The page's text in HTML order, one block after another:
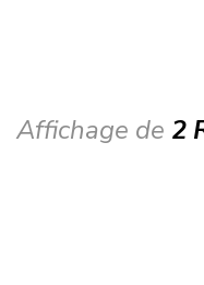
Affichage de 2